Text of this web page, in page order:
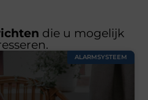
die u mogelijk
ALARMSYSTEEM